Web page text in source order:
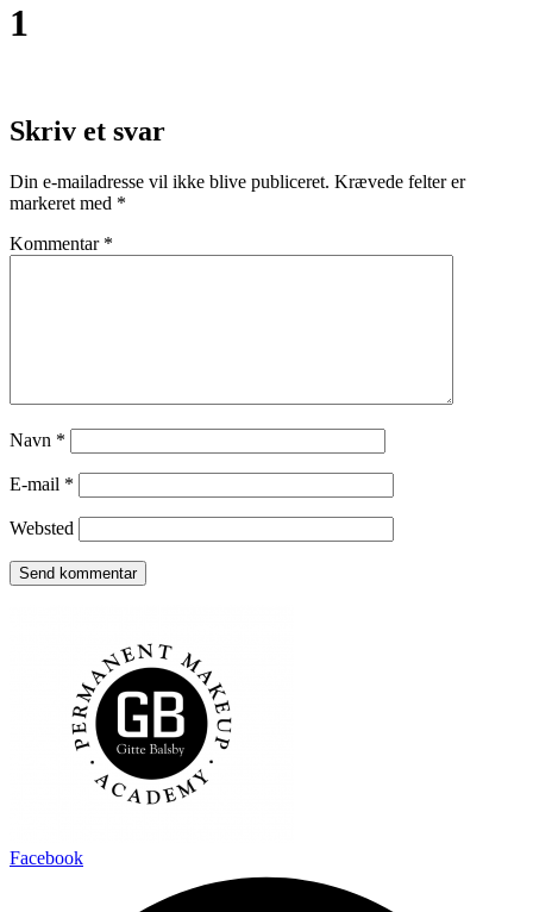
1
Skriv et svar
Din e-mailadresse vil ikke blive publiceret. Krævede felter er
markeret med *
Kommentar *
Navn *
E-mail *
Websted
Facebook